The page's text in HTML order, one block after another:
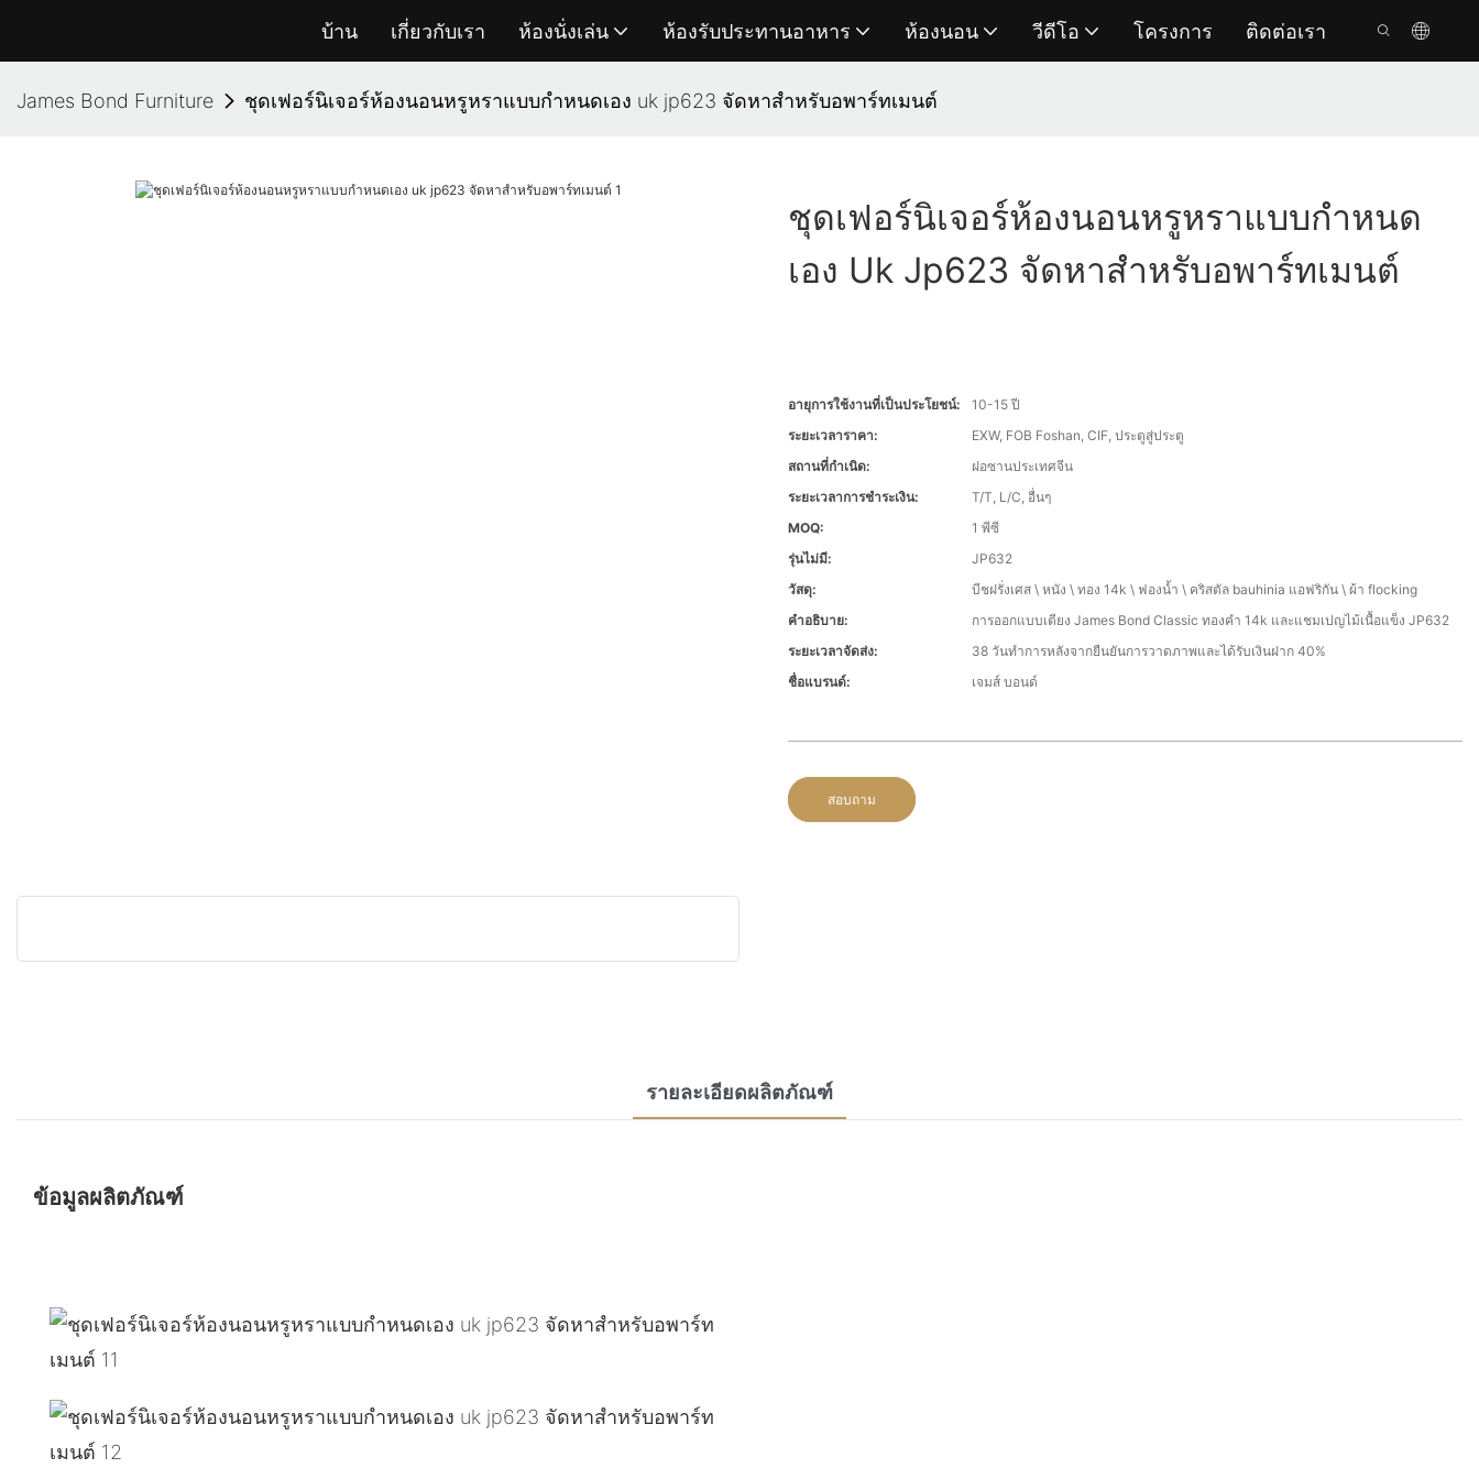
บ้าน เกี่ยวกับเรา ห้องนั่งเล่น ห้องรับประทานอาหาร ห้องนอน วีดีโอ โครงการ ติดต่อเรา
James Bond Furniture ชุดเฟอร์นิเจอร์ห้องนอนหรูหราแบบกำหนดเอง uk jp623 จัดหาสำหรับอพาร์ทเมนต์
ชุดเฟอร์นิเจอร์ห้องนอนหรูหราแบบกำหนด
เอง Uk Jp623 จัดหาสำหรับอพาร์ทเมนต์
อายุการใช้งานที่เป็นประโยชน์:
10-15 ปี
ระยะเวลาราคา:
EXW, FOB Foshan, CIF, ประตูสู่ประตู
สถานที่กำเนิด:
ฝอซานประเทศจีน
ระยะเวลาการชำระเงิน:
T/T, L/C, อื่นๆ
MOQ:
1 พีซี
รุ่นไม่มี:
JP632
วัสดุ:
บีชฝรั่งเศส \ หนัง \ ทอง 14k \ ฟองน้ำ \ คริสตัล bauhinia แอฟริกัน \ ผ้า flocking
คำอธิบาย:
การออกแบบเตียง James Bond Classic ทองคำ 14k และแชมเปญไม้เนื้อแข็ง JP632
ระยะเวลาจัดส่ง:
38 วันทำการหลังจากยืนยันการวาดภาพและได้รับเงินฝาก 40%
ชื่อแบรนด์:
เจมส์ บอนด์
สอบถาม
รายละเอียดผลิตภัณฑ์
ข้อมูลผลิตภัณฑ์